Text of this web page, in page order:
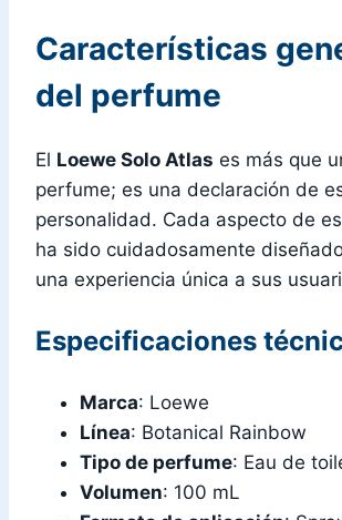
Características
del perfume
El Loewe Solo Atlas es más que
perfume; es una declaración de
personalidad. Cada aspecto de
ha sido cuidadosamente
una experiencia única a sus
Especificaciones
Marca: Loewe
Línea: Botanical Rainbow
Tipo de perfume: Eau de
Volumen: 100 mL